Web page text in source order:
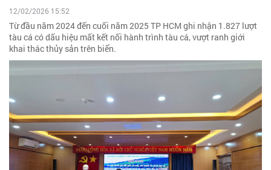
12/02/2026 15:52
Từ đầu năm 2024 đến cuối năm 2025 TP HCM ghi nhận 1.827 lượt
tàu cá có dấu hiệu mất kết nối hành trình tàu cá, vượt ranh giới
khai thác thủy sản trên biển.